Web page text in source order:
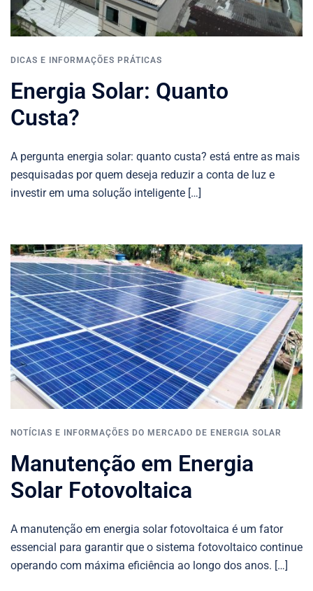
DICAS E INFORMAÇÕES PRÁTICAS
Energia Solar: Quanto
Custa?
A pergunta energia solar: quanto custa? está entre as mais
pesquisadas por quem deseja reduzir a conta de luz e
investir em uma solução inteligente […]
NOTÍCIAS E INFORMAÇÕES DO MERCADO DE ENERGIA SOLAR
Manutenção em Energia
Solar Fotovoltaica
A manutenção em energia solar fotovoltaica é um fator
essencial para garantir que o sistema fotovoltaico continue
operando com máxima eficiência ao longo dos anos. […]